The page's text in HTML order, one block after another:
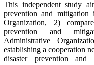
This independent study
prevention and
Organization, 2)
prevention and
Administrative
establishing a cooperation
disaster prevention